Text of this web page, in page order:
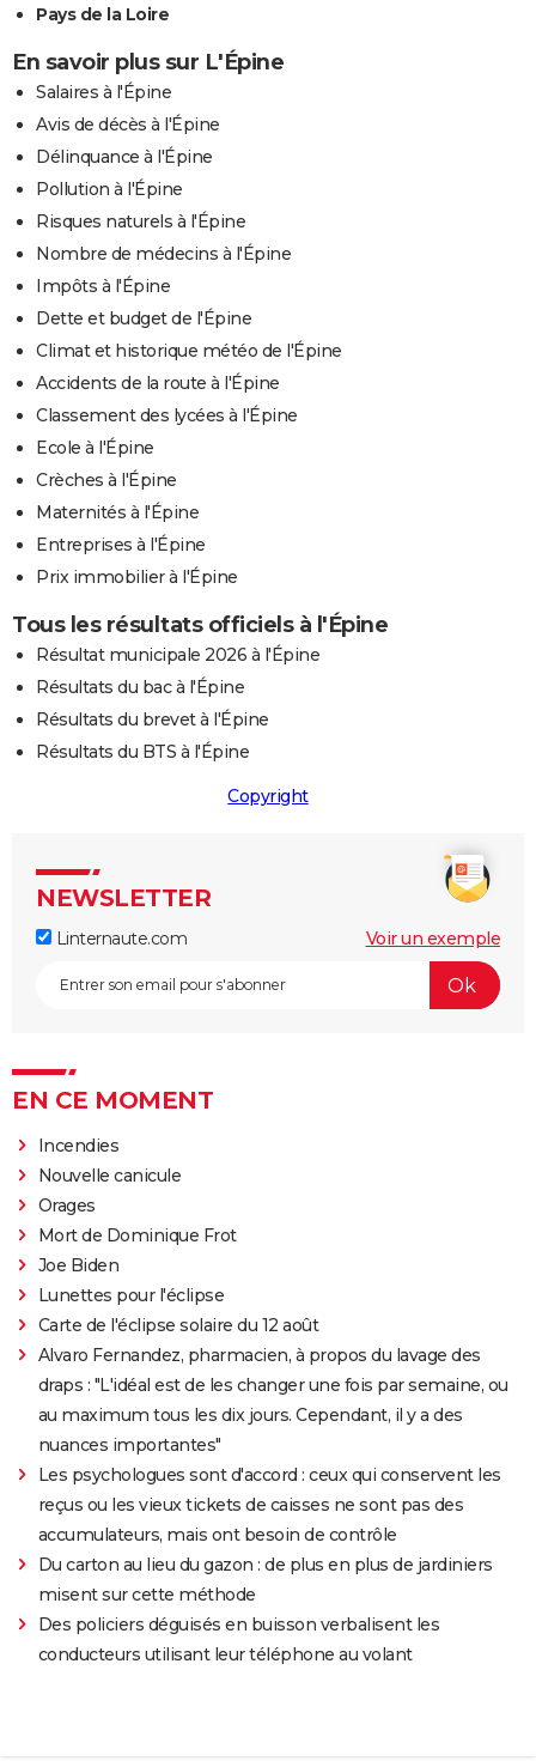
Pays de la Loire
En savoir plus sur L'Épine
Salaires à l'Épine
Avis de décès à l'Épine
Délinquance à l'Épine
Pollution à l'Épine
Risques naturels à l'Épine
Nombre de médecins à l'Épine
Impôts à l'Épine
Dette et budget de l'Épine
Climat et historique météo de l'Épine
Accidents de la route à l'Épine
Classement des lycées à l'Épine
Ecole à l'Épine
Crèches à l'Épine
Maternités à l'Épine
Entreprises à l'Épine
Prix immobilier à l'Épine
Tous les résultats officiels à l'Épine
Résultat municipale 2026 à l'Épine
Résultats du bac à l'Épine
Résultats du brevet à l'Épine
Résultats du BTS à l'Épine
Copyright
NEWSLETTER
Linternaute.com Voir un exemple
EN CE MOMENT
Incendies
Nouvelle canicule
Orages
Mort de Dominique Frot
Joe Biden
Lunettes pour l'éclipse
Carte de l'éclipse solaire du 12 août
Alvaro Fernandez, pharmacien, à propos du lavage des
draps : "L'idéal est de les changer une fois par semaine, ou
au maximum tous les dix jours. Cependant, il y a des
nuances importantes"
Les psychologues sont d'accord : ceux qui conservent les
reçus ou les vieux tickets de caisses ne sont pas des
accumulateurs, mais ont besoin de contrôle
Du carton au lieu du gazon : de plus en plus de jardiniers
misent sur cette méthode
Des policiers déguisés en buisson verbalisent les
conducteurs utilisant leur téléphone au volant